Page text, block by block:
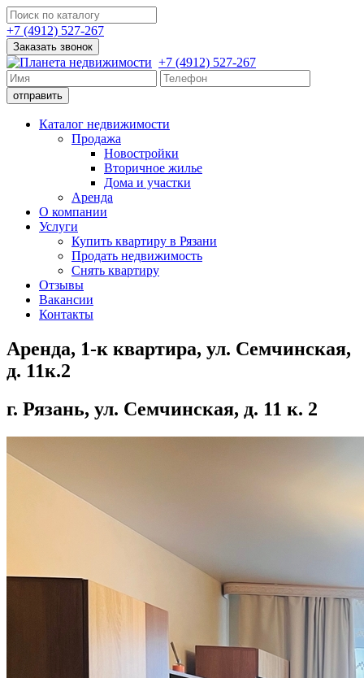
+7 (4912) 527-267
Заказать звонок
+7 (4912) 527-267
Каталог недвижимости
Продажа
Новостройки
Вторичное жилье
Дома и участки
Аренда
О компании
Услуги
Купить квартиру в Рязани
Продать недвижимость
Снять квартиру
Отзывы
Вакансии
Контакты
Аренда, 1-к квартира, ул. Семчинская,
д. 11к.2
г. Рязань, ул. Семчинская, д. 11 к. 2